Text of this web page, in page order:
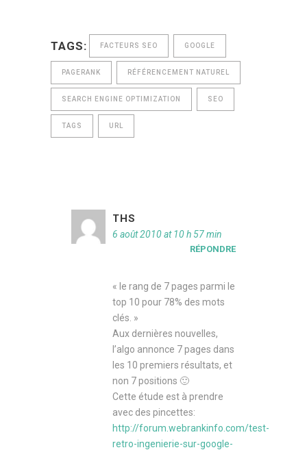
TAGS: FACTEURS SEO GOOGLE
PAGERANK RÉFÉRENCEMENT NATUREL
SEARCH ENGINE OPTIMIZATION SEO
TAGS URL
THS
6 août 2010 at 10 h 57 min
RÉPONDRE
« le rang de 7 pages parmi le
top 10 pour 78% des mots
clés. »
Aux dernières nouvelles,
l’algo annonce 7 pages dans
les 10 premiers résultats, et
non 7 positions 🙂
Cette étude est à prendre
avec des pincettes:
http://forum.webrankinfo.com/test-
retro-ingenierie-sur-google-